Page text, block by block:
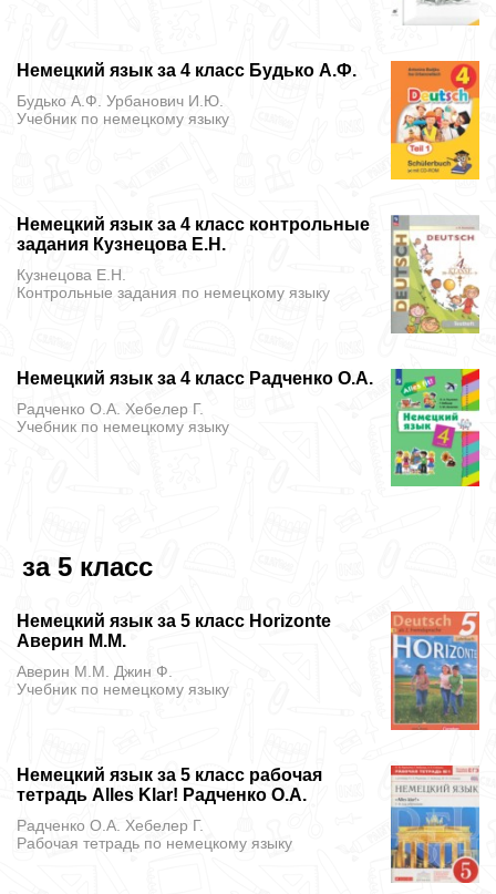
Немецкий язык за 4 класс Будько А.Ф.
Будько А.Ф. Урбанович И.Ю.
Учебник по немецкому языку
Немецкий язык за 4 класс контрольные
задания Кузнецова Е.Н.
Кузнецова Е.Н.
Контрольные задания по немецкому языку
Немецкий язык за 4 класс Радченко О.А.
Радченко О.А. Хебелер Г.
Учебник по немецкому языку
за 5 класс
Немецкий язык за 5 класс Horizonte
Аверин М.М.
Аверин М.М. Джин Ф.
Учебник по немецкому языку
Немецкий язык за 5 класс рабочая
тетрадь Alles Klar! Радченко О.А.
Радченко О.А. Хебелер Г.
Рабочая тетрадь по немецкому языку